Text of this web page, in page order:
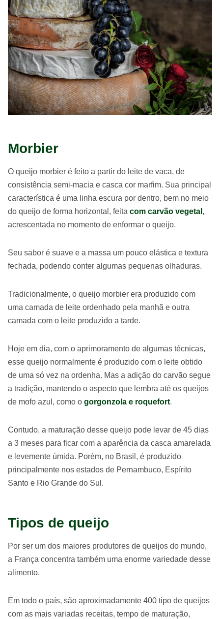
Morbier
O queijo morbier é feito a partir do leite de vaca, de
consistência semi-macia e casca cor marfim. Sua principal
característica é uma linha escura por dentro, bem no meio
do queijo de forma horizontal, feita com carvão vegetal ,
acrescentada no momento de enformar o queijo.
Seu sabor é suave e a massa um pouco elástica e textura
fechada, podendo conter algumas pequenas olhaduras.
Tradicionalmente, o queijo morbier era produzido com
uma camada de leite ordenhado pela manhã e outra
camada com o leite produzido a tarde.
Hoje em dia, com o aprimoramento de algumas técnicas,
esse queijo normalmente é produzido com o leite obtido
de uma só vez na ordenha. Mas a adição do carvão segue
a tradição, mantendo o aspecto que lembra até os queijos
de mofo azul, como o gorgonzola e roquefort.
Contudo, a maturação desse queijo pode levar de 45 dias
a 3 meses para ficar com a aparência da casca amarelada
e levemente úmida. Porém, no Brasil, é produzido
principalmente nos estados de Pernambuco, Espírito
Santo e Rio Grande do Sul.
Tipos de queijo
Por ser um dos maiores produtores de queijos do mundo,
a França concentra também uma enorme variedade desse
alimento.
Em todo o país, são aproximadamente 400 tipo de queijos
com as mais variadas receitas, tempo de maturação,